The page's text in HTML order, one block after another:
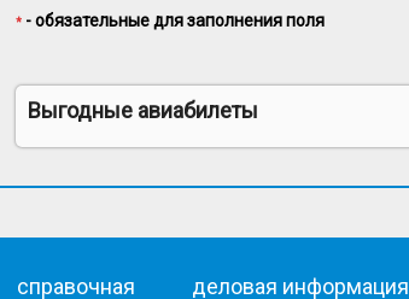
* - обязательные для заполнения поля
Выгодные авиабилеты
справочная деловая информация